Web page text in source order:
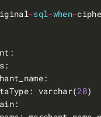
-sql-when-
varchar(
20